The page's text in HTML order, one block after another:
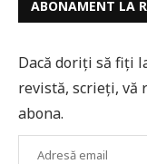
ABONAMENT LA
Dacă doriți să fiți
revistă, scrieți, vă
abona.